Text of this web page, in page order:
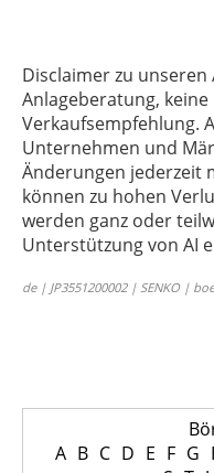
Disclaimer zu unseren
Anlageberatung,
Verkaufsempfehlung.
Unternehmen und
Änderungen jederzeit
können zu hohen
werden ganz oder
Unterstützung von AI
de | JP3551200002 | SENKO |
A B C D E F G